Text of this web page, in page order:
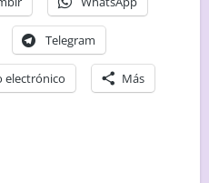
Telegram
electrónico Más